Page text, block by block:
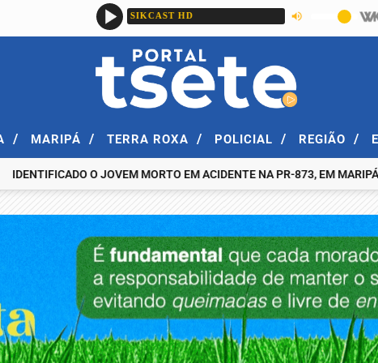
/ MARIPÁ / TERRA ROXA / POLICIAL / REGIÃO /
O JOVEM MORTO EM ACIDENTE NA PR-873, EM MARIPÁ, NA